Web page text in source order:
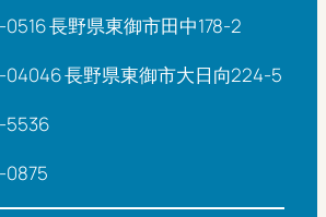
長野県東御市田中178-2
長野県東御市大日向224-5
5536
0875